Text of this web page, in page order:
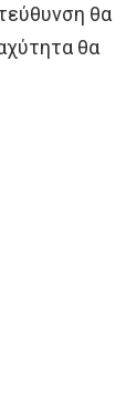
θα
θα